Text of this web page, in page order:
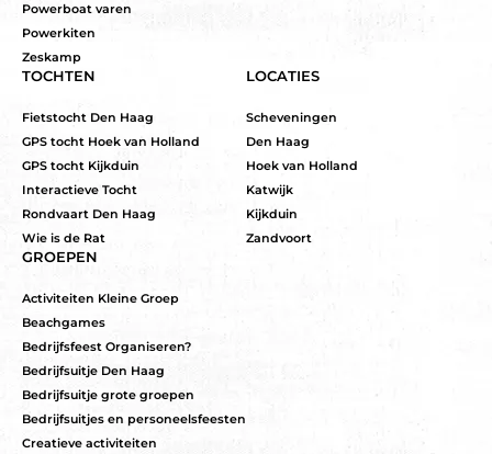
Powerboat varen
Powerkiten
Zeskamp
TOCHTEN
Fietstocht Den Haag
GPS tocht Hoek van Holland
GPS tocht Kijkduin
Interactieve Tocht
Rondvaart Den Haag
Wie is de Rat
LOCATIES
Scheveningen
Den Haag
Hoek van Holland
Katwijk
Kijkduin
Zandvoort
GROEPEN
Activiteiten Kleine Groep
Beachgames
Bedrijfsfeest Organiseren?
Bedrijfsuitje Den Haag
Bedrijfsuitje grote groepen
Bedrijfsuitjes en personeelsfeesten
Creatieve activiteiten